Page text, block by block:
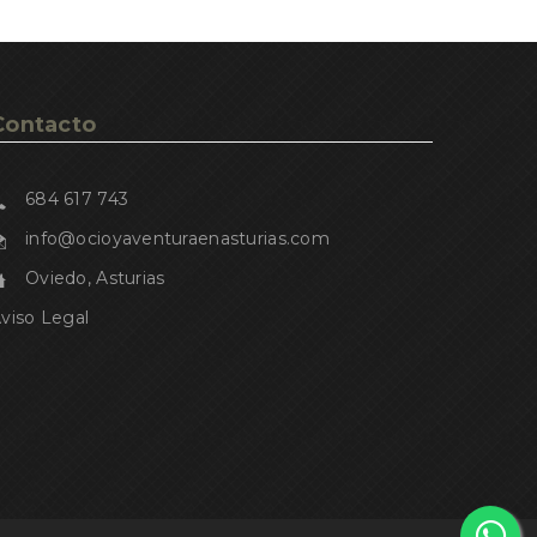
684 617 743
info@ocioyaventuraenasturias.com
Oviedo, Asturias
Legal